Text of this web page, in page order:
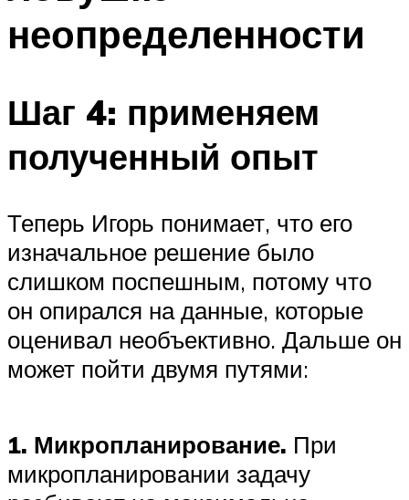
неопределенности
Шаг 4: применяем
полученный опыт
Теперь Игорь понимает, что его
изначальное решение было
слишком поспешным, потому что
он опирался на данные, которые
оценивал необъективно. Дальше он
может пойти двумя путями:
1. Микропланирование. При
микропланировании задачу